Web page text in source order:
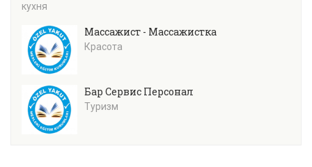
кухня
Массажист - Массажистка
Красота
Бар Сервис Персонал
Туризм